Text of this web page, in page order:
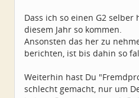
Dass ich so einen G2
diesem Jahr so kommen.
Ansonsten das her zu
berichten, ist bis dahin so
Weiterhin hast Du
schlecht gemacht, nur um